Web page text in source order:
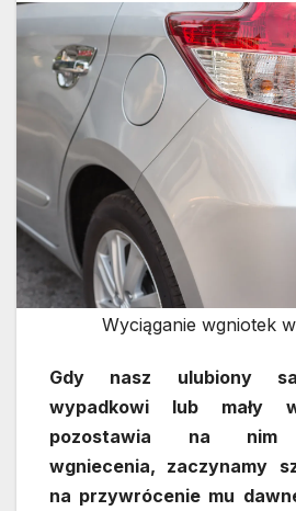
Wyciąganie wgniotek
Gdy nasz ulubiony
wypadkowi lub mały
pozostawia na nim
wgniecenia, zaczynamy
na przywrócenie mu